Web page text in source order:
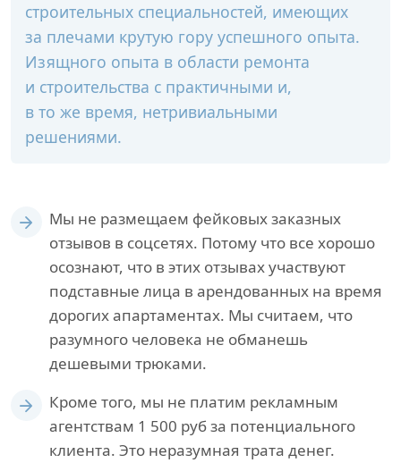
строительных специальностей, имеющих
за плечами крутую гору успешного опыта.
Изящного опыта в области ремонта
и строительства с практичными и,
в то же время, нетривиальными
решениями.
Мы не размещаем фейковых заказных
отзывов в соцсетях. Потому что все хорошо
осознают, что в этих отзывах участвуют
подставные лица в арендованных на время
дорогих апартаментах. Мы считаем, что
разумного человека не обманешь
дешевыми трюками.
Кроме того, мы не платим рекламным
агентствам 1 500 руб за потенциального
клиента. Это неразумная трата денег.